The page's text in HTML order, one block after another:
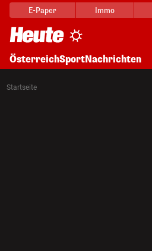
E-Paper Immo
ÖsterreichSportNachrichten
Startseite